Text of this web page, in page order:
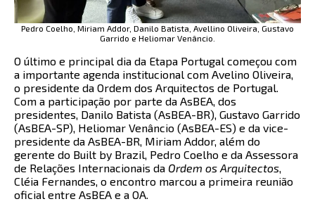
Pedro Coelho, Miriam Addor, Danilo Batista, Avellino Oliveira, Gustavo
Garrido e Heliomar Venâncio.
O último e principal dia da Etapa Portugal começou com
a importante agenda institucional com Avelino Oliveira,
o presidente da Ordem dos Arquitectos de Portugal.
Com a participação por parte da AsBEA, dos
presidentes, Danilo Batista (AsBEA-BR), Gustavo Garrido
(AsBEA-SP), Heliomar Venâncio (AsBEA-ES) e da vice-
presidente da AsBEA-BR, Miriam Addor, além do
gerente do Built by Brazil, Pedro Coelho e da Assessora
de Relações Internacionais da Ordem os Arquitectos
Cléia Fernandes, o encontro marcou a primeira reunião
oficial entre AsBEA e a OA.